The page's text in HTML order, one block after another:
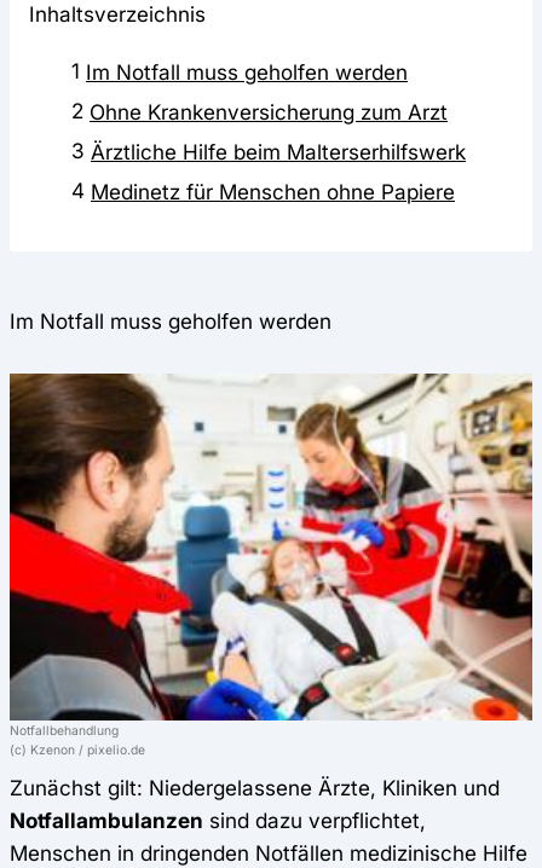
Inhaltsverzeichnis
1 Im Notfall muss geholfen werden
2 Ohne Krankenversicherung zum Arzt
3 Ärztliche Hilfe beim Malterserhilfswerk
4 Medinetz für Menschen ohne Papiere
Im Notfall muss geholfen werden
Notfallbehandlung
(c) Kzenon / pixelio.de
Zunächst gilt: Niedergelassene Ärzte, Kliniken und
Notfallambulanzen sind dazu verpflichtet,
Menschen in dringenden Notfällen medizinische Hilfe